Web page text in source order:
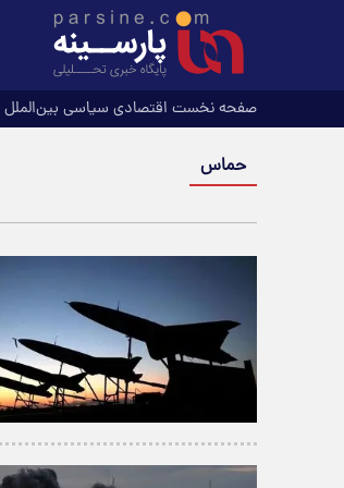
صفحه نخست اقتصادی سیاسی بین‌الملل
حماس